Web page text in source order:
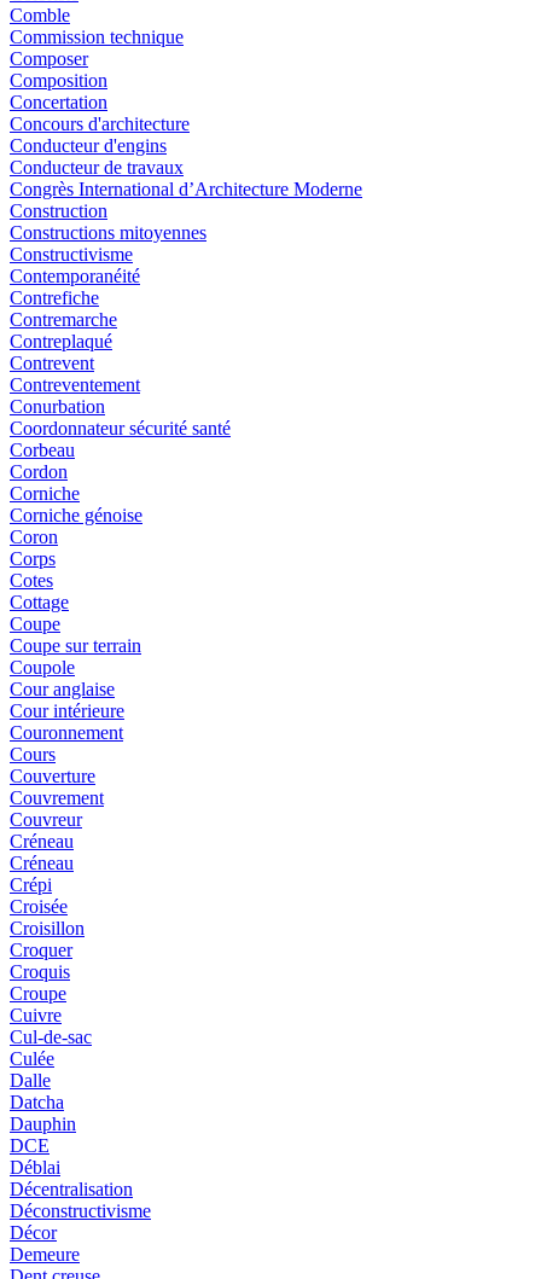
Comble
Commission technique
Composer
Composition
Concertation
Concours d'architecture
Conducteur d'engins
Conducteur de travaux
Congrès International d’Architecture Moderne
Construction
Constructions mitoyennes
Constructivisme
Contemporanéité
Contrefiche
Contremarche
Contreplaqué
Contrevent
Contreventement
Conurbation
Coordonnateur sécurité santé
Corbeau
Cordon
Corniche
Corniche génoise
Coron
Corps
Cotes
Cottage
Coupe
Coupe sur terrain
Coupole
Cour anglaise
Cour intérieure
Couronnement
Cours
Couverture
Couvrement
Couvreur
Créneau
Créneau
Crépi
Croisée
Croisillon
Croquer
Croquis
Croupe
Cuivre
Cul-de-sac
Culée
Dalle
Datcha
Dauphin
DCE
Déblai
Décentralisation
Déconstructivisme
Décor
Demeure